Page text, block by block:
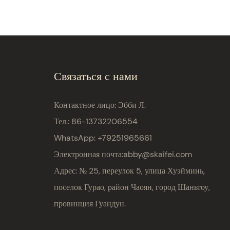
Связаться с нами
Контактное лицо: Эбби Л.
Тел.: 86-13732206554
WhatsApp: +79251965661
Электронная почта:abby@skaifei.com
Адрес:№ 25, переулок 5, улица Хуэйминь,
поселок Гурао, район Чаоян, город Шаньтоу,
провинция Гуандун.